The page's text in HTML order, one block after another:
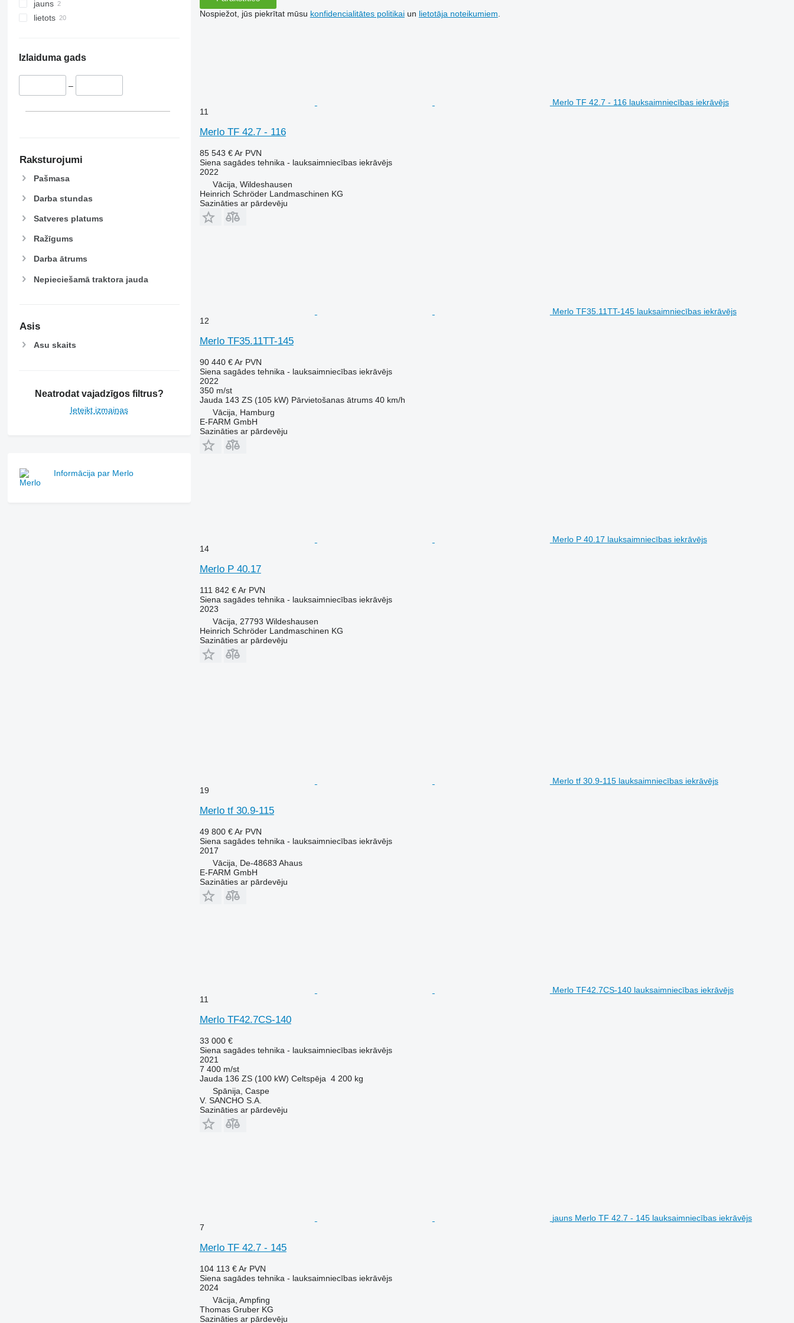
jauns
lietots
Izlaiduma gads
–
Raksturojumi
Pašmasa
Darba stundas
Satveres platums
Ražīgums
Darba ātrums
Nepieciešamā traktora jauda
Asis
Asu skaits
Neatrodat vajadzīgos filtrus?
Ieteikt izmaiņas
Informācija par Merlo
Nospiežot, jūs piekrītat mūsu konfidencialitātes politikaiun lietotāja noteikumiem
Merlo TF 42.7 - 116 lauksaimniecības iekrāvējs
11
Merlo TF 42.7 - 116
85 543 € Ar PVN
Siena sagādes tehnika - lauksaimniecības iekrāvējs
2022
Vācija, Wildeshausen
Heinrich Schröder Landmaschinen KG
Sazināties ar pārdevēju
Merlo TF35.11TT-145 lauksaimniecības iekrāvējs
12
Merlo TF35.11TT-145
90 440 € Ar PVN
Siena sagādes tehnika - lauksaimniecības iekrāvējs
2022
350 m/st
Jauda 143 ZS (105 kW) Pārvietošanas ātrums 40 km/h
Vācija, Hamburg
E-FARM GmbH
Sazināties ar pārdevēju
Merlo P 40.17 lauksaimniecības iekrāvējs
14
Merlo P 40.17
111 842 € Ar PVN
Siena sagādes tehnika - lauksaimniecības iekrāvējs
2023
Vācija, 27793 Wildeshausen
Heinrich Schröder Landmaschinen KG
Sazināties ar pārdevēju
Merlo tf 30.9-115 lauksaimniecības iekrāvējs
19
Merlo tf 30.9-115
49 800 € Ar PVN
Siena sagādes tehnika - lauksaimniecības iekrāvējs
2017
Vācija, De-48683 Ahaus
E-FARM GmbH
Sazināties ar pārdevēju
Merlo TF42.7CS-140 lauksaimniecības iekrāvējs
11
Merlo TF42.7CS-140
33 000 €
Siena sagādes tehnika - lauksaimniecības iekrāvējs
2021
7 400 m/st
Jauda 136 ZS (100 kW) Celtspēja 4 200 kg
Spānija, Caspe
V. SANCHO S.A.
Sazināties ar pārdevēju
jauns Merlo TF 42.7 - 145 lauksaimniecības iekrāvējs
7
Merlo TF 42.7 - 145
104 113 € Ar PVN
Siena sagādes tehnika - lauksaimniecības iekrāvējs
2024
Vācija, Ampfing
Thomas Gruber KG
Sazināties ar pārdevēju